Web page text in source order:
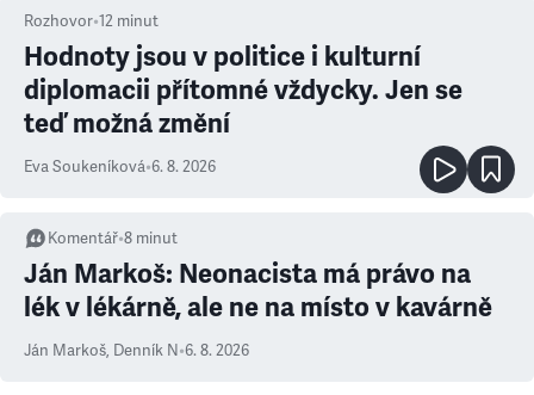
Rozhovor•12 minut
Hodnoty jsou v politice i kulturní
diplomacii přítomné vždycky. Jen se
teď možná změní
Eva Soukeníková•6. 8. 2026
Komentář•8 minut
Ján Markoš: Neonacista má právo na
lék v lékárně, ale ne na místo v kavárně
Ján Markoš, Denník N•6. 8. 2026